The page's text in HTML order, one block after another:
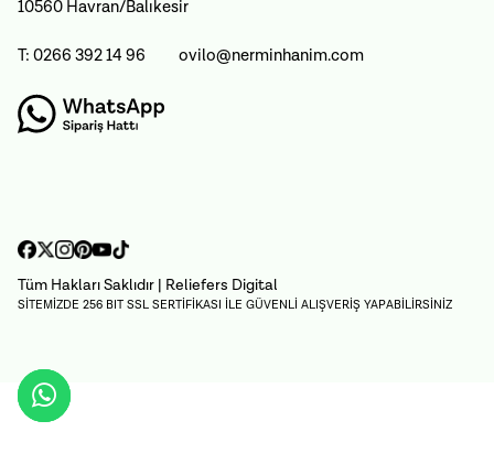
10560 Havran/Balıkesir
T: 0266 392 14 96 ovilo@nerminhanim.com
Tüm Hakları Saklıdır | Reliefers Digital
SİTEMİZDE 256 BIT SSL SERTİFİKASI İLE GÜVENLİ ALIŞVERİŞ YAPABİLİRSİNİZ